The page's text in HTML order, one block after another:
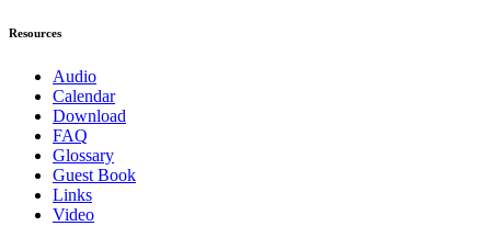
Resources
Audio
Calendar
Download
FAQ
Glossary
Guest Book
Links
Video